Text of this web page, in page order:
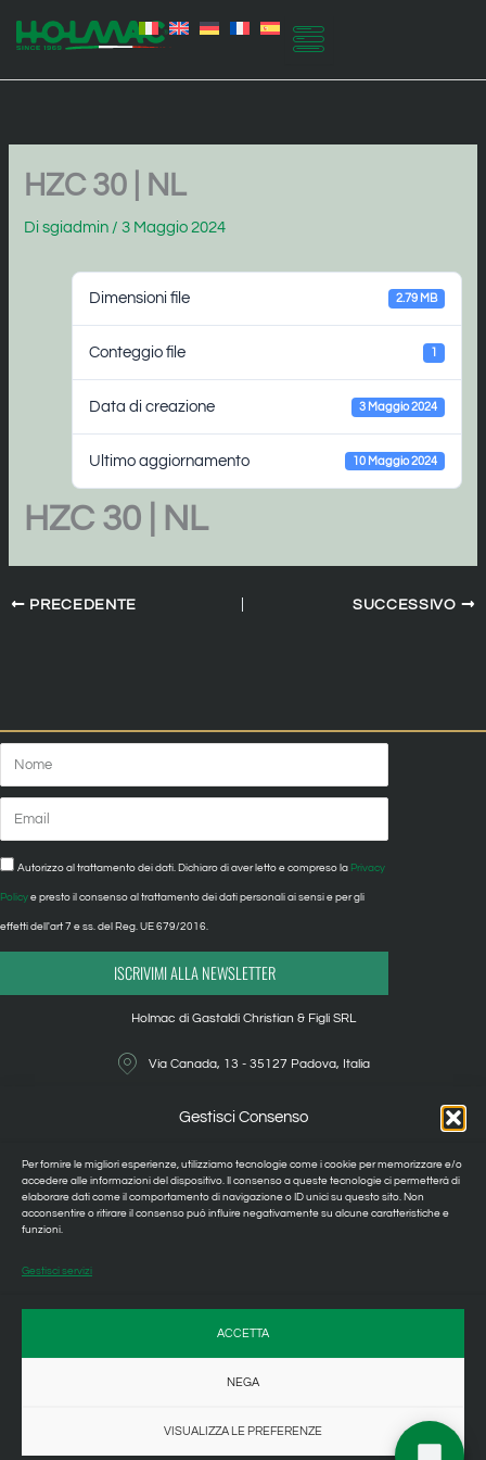
Gestisci Consenso
Per fornire le migliori esperienze, utilizziamo tecnologie come i cookie per memorizzare e/o
accedere alle informazioni del dispositivo. Il consenso a queste tecnologie ci permetterà di
elaborare dati come il comportamento di navigazione o ID unici su questo sito. Non
acconsentire o ritirare il consenso può influire negativamente su alcune caratteristiche e
funzioni.
Gestisci servizi
ACCETTA
NEGA
VISUALIZZA LE PREFERENZE
HZC 30 | NL
Disgiadmin /3 Maggio 2024
Dimensioni file 2.79 MB
Conteggio file 1
Data di creazione 3 Maggio 2024
Ultimo aggiornamento 10 Maggio 2024
HZC 30 | NL
PRECEDENTE SUCCESSIVO
Holmac di Gastaldi Christian & Figli SRL
Via Canada, 13 - 35127 Padova, Italia
+39 049 8792502
holmac@legalmai.it
PrivacyAutorizzo al trattamento dei dati. Dichiaro di aver letto e compreso la Privacy
Policy e presto il consenso al trattamento dei dati personali ai sensi e per gli
effetti dell'art 7 e ss. del Reg. UE 679/2016.
ISCRIVIMI ALLA NEWSLETTER